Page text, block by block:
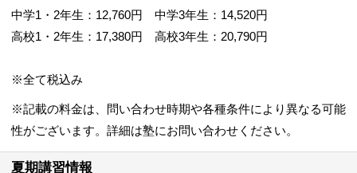
中学1・2年生：12,760円 中学3年生：14,520円
高校1・2年生：17,380円 高校3年生：20,790円
※全て税込み
※記載の料金は、問い合わせ時期や各種条件により異なる可能
性がございます。詳細は塾にお問い合わせください。
夏期講習情報